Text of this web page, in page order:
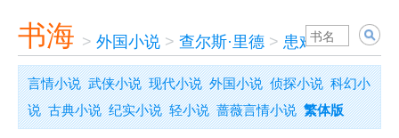
书海 > 外国小说 > 查尔斯·里德 > 患难与忠诚
言情小说 武侠小说 现代小说 外国小说 侦探小说 科幻小
说 古典小说 纪实小说 轻小说 蔷薇言情小说 繁体版